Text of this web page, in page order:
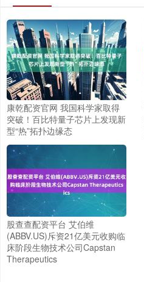
康乾配资官网 我国科学家取得
突破！百比特量子芯片上发现新
型“热”拓扑边缘态
股查查配资平台 艾伯维
(ABBV.US)斥资21亿美元收购临
床阶段生物技术公司Capstan
Therapeutics